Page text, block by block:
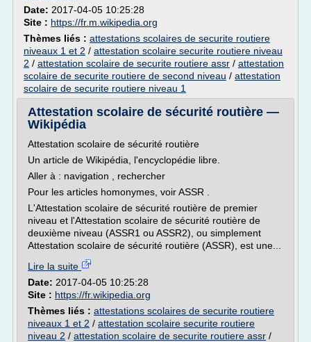
Date: 2017-04-05 10:25:28
Site : https://fr.m.wikipedia.org
Thèmes liés : attestations scolaires de securite routiere
niveaux 1 et 2 / attestation scolaire securite routiere niveau
2 / attestation scolaire de securite routiere assr / attestation
scolaire de securite routiere de second niveau / attestation
scolaire de securite routiere niveau 1
Attestation scolaire de sécurité routière —
Wikipédia
Attestation scolaire de sécurité routière
Un article de Wikipédia, l'encyclopédie libre.
Aller à : navigation , rechercher
Pour les articles homonymes, voir ASSR .
L'Attestation scolaire de sécurité routière de premier
niveau et l'Attestation scolaire de sécurité routière de
deuxième niveau (ASSR1 ou ASSR2), ou simplement
Attestation scolaire de sécurité routière (ASSR), est une...
Lire la suite
Date: 2017-04-05 10:25:28
Site : https://fr.wikipedia.org
Thèmes liés : attestations scolaires de securite routiere
niveaux 1 et 2 / attestation scolaire securite routiere
niveau 2 / attestation scolaire de securite routiere assr /